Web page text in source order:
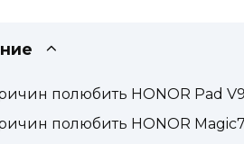
полюбить HONOR Pad V9
полюбить HONOR